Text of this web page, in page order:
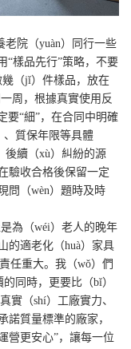
老院（yuàn）同行一些
“樣品先行”策略，不要
幾（jǐ）件樣品，放在
周，根據真實使用反
要“細”，在合同中明確
、質保年限等具體
後續（xù）糾紛的源
驗收合格後保留一定
問（wèn）題時及時
為（wéi）老人的晚年
的適老化（huà）家具
任重大。我（wǒ）們
同時，更要比（bǐ）
實（shí）工廠實力、
諾質量標準的廠家，
營更安心”，讓每一位